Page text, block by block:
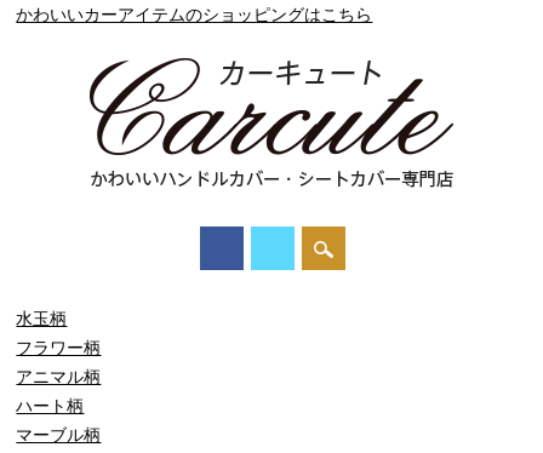
かわいいカーアイテムのショッピングはこちら
水玉柄
フラワー柄
アニマル柄
ハート柄
マーブル柄